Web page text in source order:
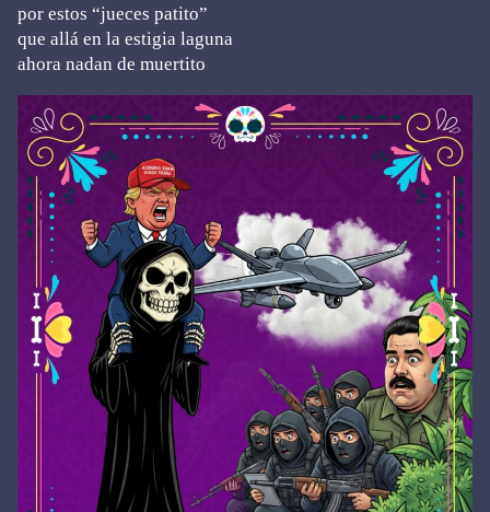
por estos “jueces patito”
que allá en la estigia laguna
ahora nadan de muertito